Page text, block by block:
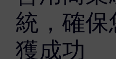
統，確保
獲成功